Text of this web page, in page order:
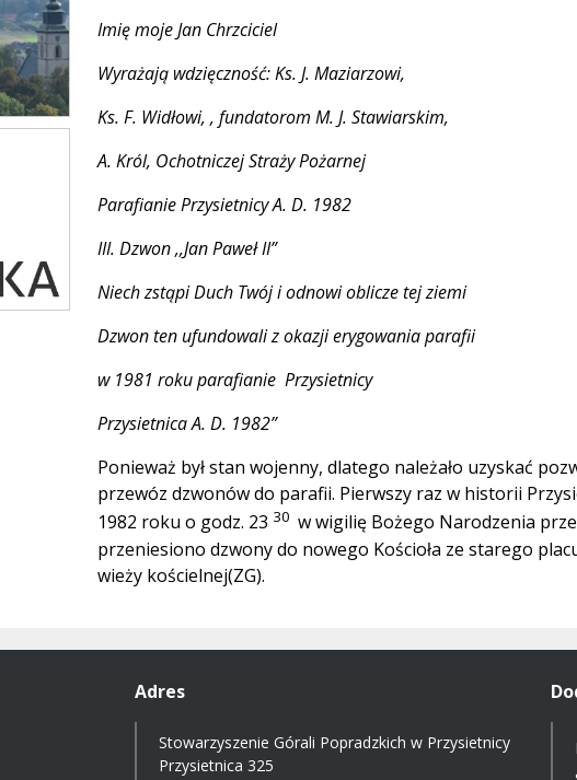
Imię moje Jan Chrzciciel
Wyrażają wdzięczność: Ks. J. Maziarzowi,
Ks. F. Widłowi, , fundatorom M. J. Stawiarskim,
A. Król, Ochotniczej Straży Pożarnej
Parafianie Przysietnicy A. D. 1982
III. Dzwon ,,Jan Paweł II”
Niech zstąpi Duch Twój i odnowi oblicze tej ziemi
Dzwon ten ufundowali z okazji erygowania parafii
w 1981 roku parafianie Przysietnicy
Przysietnica A. D. 1982”
Ponieważ był stan wojenny, dlatego należało uzyskać
przewóz dzwonów do parafii. Pierwszy raz w historii
1982 roku o godz. 23 30 w wigilię Bożego Narodzenia
przeniesiono dzwony do nowego Kościoła ze starego
wieży kościelnej(ZG).
Adres
Stowarzyszenie Górali Popradzkich w Przysietnicy
Przysietnica 325